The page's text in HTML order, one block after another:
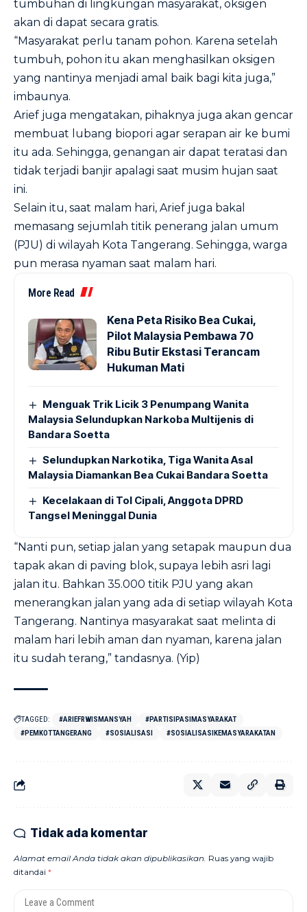
tumbuhan di lingkungan masyarakat, oksigen
akan di dapat secara gratis.
“Masyarakat perlu tanam pohon. Karena setelah
tumbuh, pohon itu akan menghasilkan oksigen
yang nantinya menjadi amal baik bagi kita juga,”
imbaunya.
Arief juga mengatakan, pihaknya juga akan gencar
membuat lubang biopori agar serapan air ke bumi
itu ada. Sehingga, genangan air dapat teratasi dan
tidak terjadi banjir apalagi saat musim hujan saat
ini.
Selain itu, saat malam hari, Arief juga bakal
memasang sejumlah titik penerang jalan umum
(PJU) di wilayah Kota Tangerang. Sehingga, warga
pun merasa nyaman saat malam hari.
More Read
Kena Peta Risiko Bea Cukai,
Pilot Malaysia Pembawa 70
Ribu Butir Ekstasi Terancam
Hukuman Mati
Menguak Trik Licik 3 Penumpang Wanita
Malaysia Selundupkan Narkoba Multijenis di
Bandara Soetta
Selundupkan Narkotika, Tiga Wanita Asal
Malaysia Diamankan Bea Cukai Bandara Soetta
Kecelakaan di Tol Cipali, Anggota DPRD
Tangsel Meninggal Dunia
“Nanti pun, setiap jalan yang setapak maupun dua
tapak akan di paving blok, supaya lebih asri lagi
jalan itu. Bahkan 35.000 titik PJU yang akan
menerangkan jalan yang ada di setiap wilayah Kota
Tangerang. Nantinya masyarakat saat melinta di
malam hari lebih aman dan nyaman, karena jalan
itu sudah terang,” tandasnya. (Yip)
TAGGED: #ARIEFRWISMANSYAH
#PARTISIPASIMASYARAKAT
#PEMKOTTANGERANG
#SOSIALISASI #SOSIALISASIKEMASYARAKATAN
Tidak ada komentar
Alamat email Anda tidak akan dipublikasikan. Ruas yang wajib
ditandai *